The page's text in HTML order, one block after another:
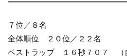
７位／８名
全体順位 ２０位／２２名
ベストラップ １６秒７０７ （